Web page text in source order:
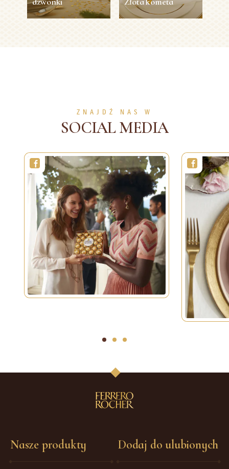
ZNAJDŹ NAS W
SOCIAL MEDIA
1 2 3
Nasze produkty Dodaj do ulubionych